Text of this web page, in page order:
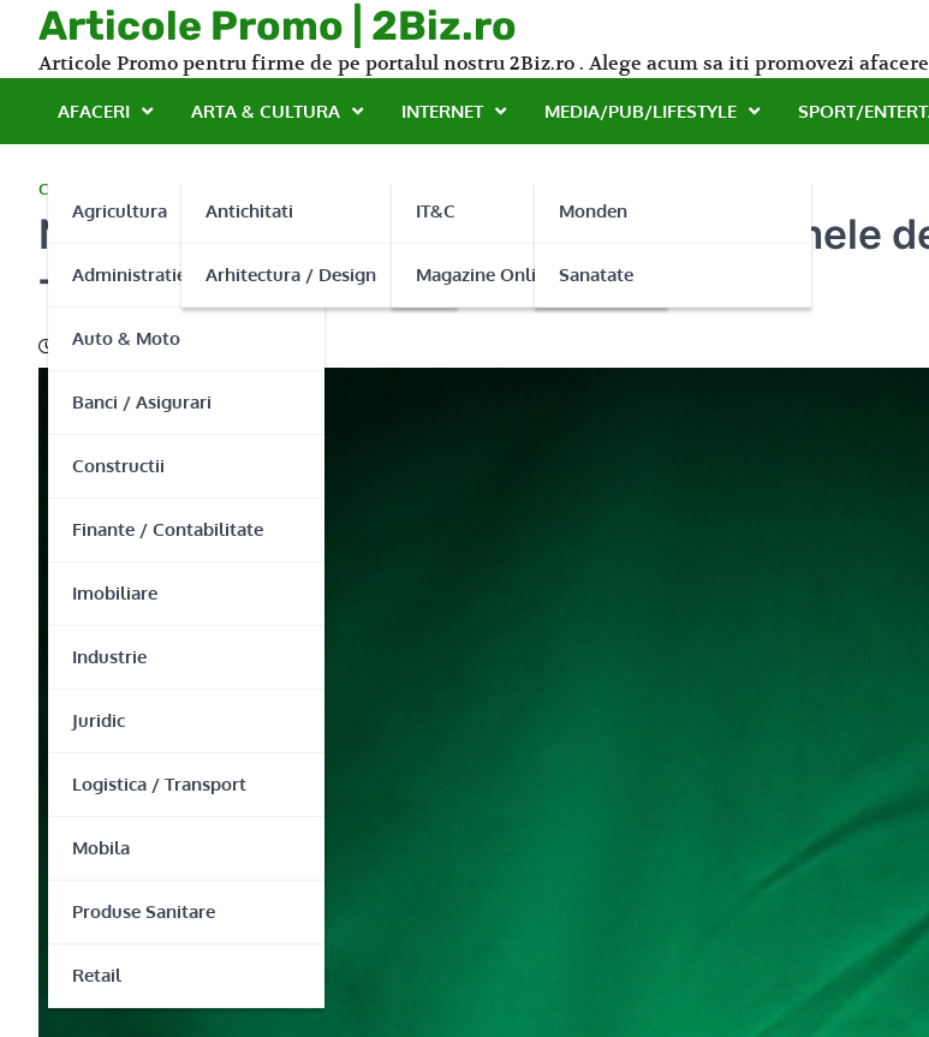
content
Articole Promo | 2Biz.ro
Articole Promo pentru firme de pe portalul nostru 2Biz.ro . Alege acum sa iti promovezi
AFACERI
Agricultura
Administratie Publica
Auto & Moto
Banci / Asigurari
Constructii
Finante / Contabilitate
Imobiliare
Industrie
Juridic
Logistica / Transport
Mobila
Produse Sanitare
Retail
ARTA & CULTURA
Antichitati
Arhitectura / Design
INTERNET
IT&C
Magazine Online
MEDIA/PUB/LIFESTYLE
Monden
Sanatate
SPORT/
CONSTRUCTII
Nu lasa ploaia in casa – foloseste sistemele
Transilvania!
05/11/2013